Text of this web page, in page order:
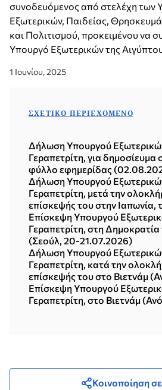
συνοδευόμενος από στελέχη των
Εξωτερικών, Παιδείας,
και Πολιτισμού, προκειμένου να
Υπουργό Εξωτερικών της
1 Ιουνίου, 2025
ΣΧΕΤΙΚΌ ΠΕΡΙΕΧΌΜΕΝΟ
Δήλωση Υπουργού
Γεραπετρίτη, για δημοσίευμα
φύλλο εφημερίδας
Δήλωση Υπουργού
Γεραπετρίτη, μετά την
επίσκεψής του στην Ιαπωνία,
Δημοκρατία της Κορέας
Επίσκεψη Υπουργού
Γεραπετρίτη, στη
(Σεούλ, 20-21.07.2026)
Δήλωση Υπουργού
Γεραπετρίτη, κατά την
επίσκεψής του στο Βιετνάμ
Επίσκεψη Υπουργού
Γεραπετρίτη, στο Βιετνάμ
Κοινοποίηση